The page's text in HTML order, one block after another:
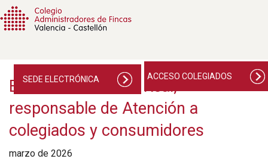
ACCESO COLEGIADOS
SEDE ELECTRÓNICA
Entrevista a Marta Real,
responsable de Atención a
colegiados y consumidores
marzo de 2026